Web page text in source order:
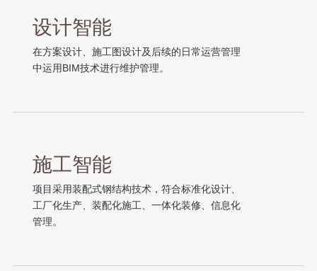
设计智能
在方案设计、施工图设计及后续的日常运营管理
中运用BIM技术进行维护管理。
施工智能
项目采用装配式钢结构技术，符合标准化设计、
工厂化生产、装配化施工、一体化装修、信息化
管理。